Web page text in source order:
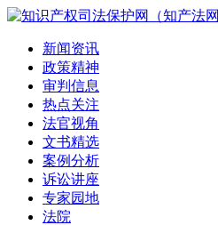
新闻资讯
政策精神
审判信息
热点关注
法官视角
文书精选
案例分析
诉讼讲座
专家园地
法院